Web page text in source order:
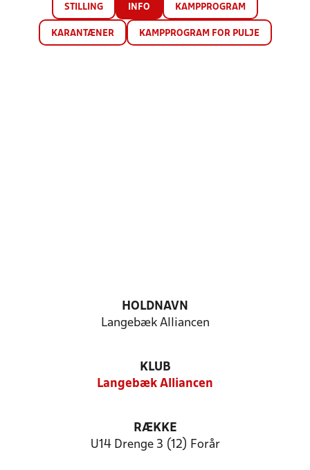
STILLING INFO KAMPPROGRAM
KARANTÆNER KAMPPROGRAM FOR PULJE
HOLDNAVN
Langebæk Alliancen
KLUB
Langebæk Alliancen
RÆKKE
U14 Drenge 3 (12) Forår